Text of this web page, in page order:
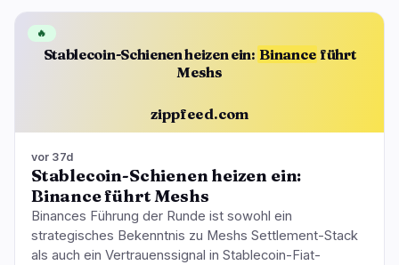
Stablecoin-Schienen heizen ein: Binance führt
Meshs
zippfeed.com
🔥
vor 37d
Stablecoin-Schienen heizen ein:
Binance führt Meshs
Binances Führung der Runde ist sowohl ein
strategisches Bekenntnis zu Meshs Settlement-Stack
als auch ein Vertrauenssignal in Stablecoin-Fiat-